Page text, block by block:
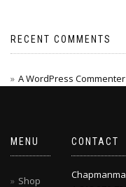
RECENT COMMENTS
A WordPress Commenter
MENU
Shop
CONTACT